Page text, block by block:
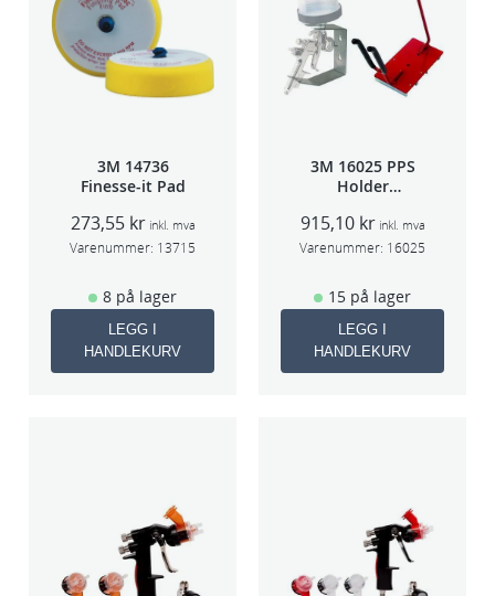
n
3M 14736
Finesse-it Pad
273,55 kr inkl. mva
Varenummer: 13715
8 på lager
LEGG I
HANDLEKURV
3M 16025 PPS
Holder
915,10 kr inkl. mva
Varenummer: 16025
15 på lager
LEGG I
HANDLEKURV